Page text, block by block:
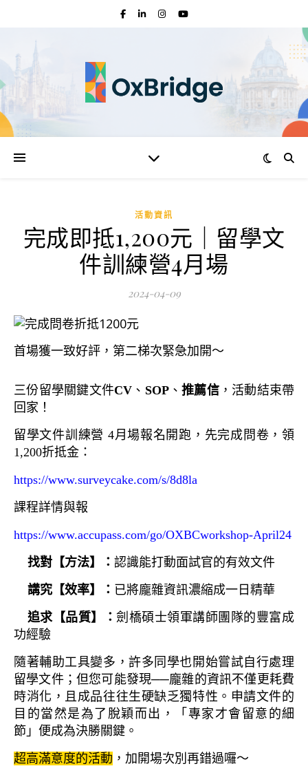
活動資訊
完成即抵1,200元｜留學文
件訓練營4月場
2024-04-09
首場獲一致好評，第二梯次緊急加開～
三份留學關鍵文件CV 、 SOP、 推薦信，活動結束帶
回家！
留學文件訓練營 4月場報名開跑，先完成問卷，領
1,200折抵金：
https://www.surveycake.com/s/8d8la
課程詳情與報
https://www.accupass.com/go/OXBCworkshop-April24
找對【方法】： 認識能打動面試官的有效文件
講究【效率】： 已將龐雜資訊濃縮成一日精華
追求【品質】：劍橋碩士領軍講師團隊的豐富成
功經驗
隨著輔助工具變多，許多同學也開始嘗試自行處理
留學文件；但您可能發現──龐雜的資訊不僅更耗費
時消化，且成品往往生硬缺乏獨特性。申請文件的
目的當然是為了脫穎而出，「專家才會留意的細
節」便成為決勝關鍵。
超高滿意度的活動 ，加開場次別再錯過囉～